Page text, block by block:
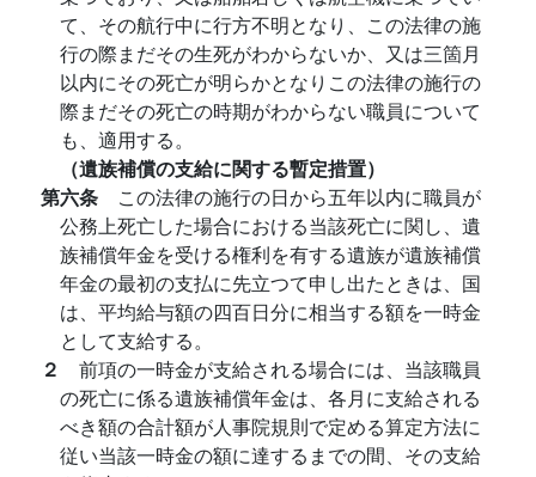
て、その航行中に行方不明となり、この法律の施
行の際まだその生死がわからないか、又は三箇月
以内にその死亡が明らかとなりこの法律の施行の
際まだその死亡の時期がわからない職員について
も、適用する。
（遺族補償の支給に関する暫定措置）
第六条 この法律の施行の日から五年以内に職員が
公務上死亡した場合における当該死亡に関し、遺
族補償年金を受ける権利を有する遺族が遺族補償
年金の最初の支払に先立つて申し出たときは、国
は、平均給与額の四百日分に相当する額を一時金
として支給する。
２ 前項の一時金が支給される場合には、当該職員
の死亡に係る遺族補償年金は、各月に支給される
べき額の合計額が人事院規則で定める算定方法に
従い当該一時金の額に達するまでの間、その支給